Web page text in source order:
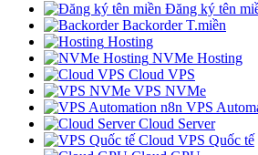
Đăng ký tên
Backorder T.miền
Hosting
NVMe Hosting
Cloud VPS
VPS NVMe
VPS
Cloud Server
Cloud VPS Quốc tế